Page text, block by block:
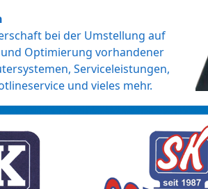
bei der Umstellung auf
Optimierung vorhandener
Serviceleistungen,
und vieles mehr.